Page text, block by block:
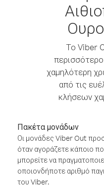
Το Viber
χαμηλότερη
από τις
κλήσεων
Πακέτα μονάδων
Οι μονάδες Viber Out
όταν αγοράζετε κάποιο
μπορείτε να
οποιονδήποτε αριθμό
του Viber.